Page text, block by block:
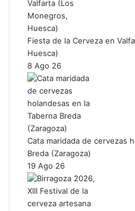
Fiesta de la Cerveza en
Huesca)
8 Ago 26
Cata maridada de cervezas
Breda (Zaragoza)
19 Ago 26